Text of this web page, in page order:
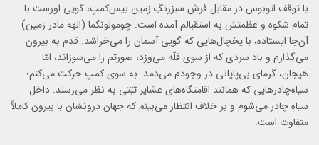
با توقف اتوبوس در مقابل فرش سبزرنگِ زمین بیس‌کمپ، گویی اورست با
تمام شکوه و عظمتش به استقبالم آمده است. چومولونگما (الهه مادر زمین)
آن‌جا ایستاده، با یخچال‌هایی که گویی آسمان را می‌خراشد. قدم به بیرون
می‌گذارم و باد سردی که از سوی قلّه می‌وزد، صورتم را می‌سوزاند، امّا
هیجان، گرمای بی‌پایانی در وجودم می‌دمد. به سوی کمپ حرکت می‌کنم؛
سیاه‌چادرهایی که همانند اقامتگاه‌های عشایر تبّتی به نظر می‌رسند. داخل
سیاه چادر می‌شوم و بر خلاف انتظار می‌بینم که جهان درونشان با بیرون کاملاً
متفاوت است.